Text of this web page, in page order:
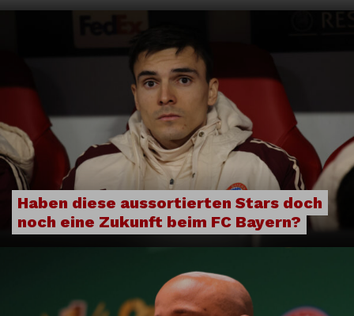
Haben diese aussortierten Stars doch
noch eine Zukunft beim FC Bayern?